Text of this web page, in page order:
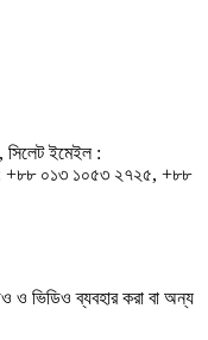
সিলেট ইমেইল :
+৮৮ ০১৩ ১০৫৩ ২৭২৫, +৮৮
ও ভিডিও ব্যবহার করা বা অন্য